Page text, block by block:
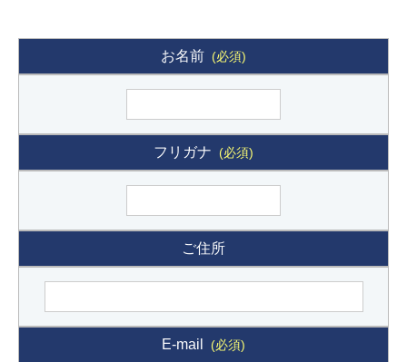
お名前 (必須)
フリガナ (必須)
ご住所
E-mail (必須)